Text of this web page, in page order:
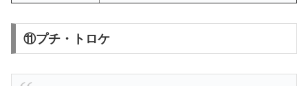
⑪プチ・トロケ